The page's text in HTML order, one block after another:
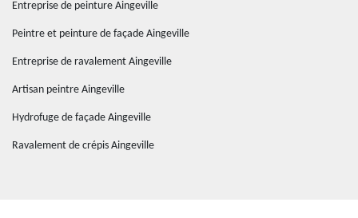
Entreprise de peinture Aingeville
Peintre et peinture de façade Aingeville
Entreprise de ravalement Aingeville
Artisan peintre Aingeville
Hydrofuge de façade Aingeville
Ravalement de crépis Aingeville